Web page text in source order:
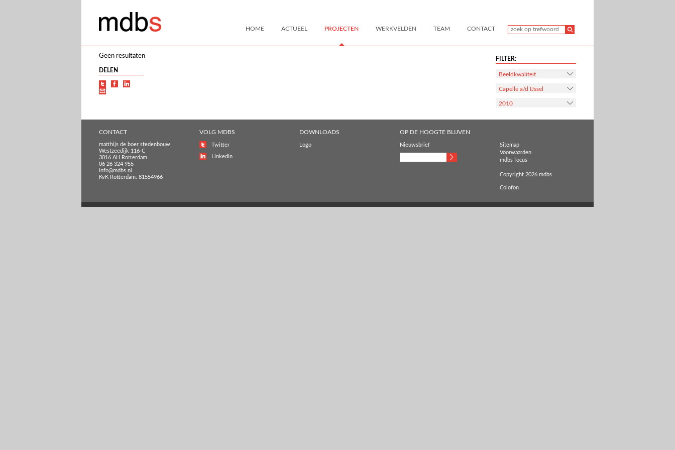
HOME ACTUEEL PROJECTEN WERKVELDEN TEAM CONTACT
Geen resultaten
DELEN
FILTER:
Beeldkwaliteit
Capelle a/d IJssel
2010
CONTACT
matthijs de boer stedenbouw
Westzeedijk 116-C
3016 AH Rotterdam
06 26 324 955
info@mdbs.nl
KvK Rotterdam: 81554966
VOLG MDBS
Twitter
LinkedIn
DOWNLOADS
Logo
OP DE HOOGTE BLIJVEN
Nieuwsbrief
Sitemap
Voorwaarden
mdbs focus
Copyright 2026 mdbs
Colofon